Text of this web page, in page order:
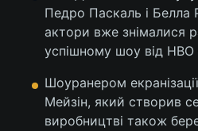
Педро Паскаль і Белла
актори вже знімалися
успішному шоу від HBO
Шоуранером
Мейзін, який створив
виробництві також